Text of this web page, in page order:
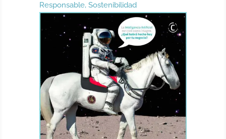
Responsable,Sostenibilidad